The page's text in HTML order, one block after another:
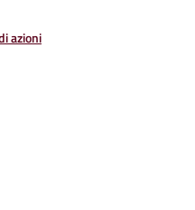
azioni